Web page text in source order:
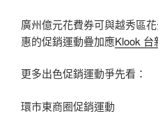
廣州億元花費券可與越秀區
惠的促銷運動疊加應Klook 台
更多出色促銷運動爭先看：
環市東商圈促銷運動